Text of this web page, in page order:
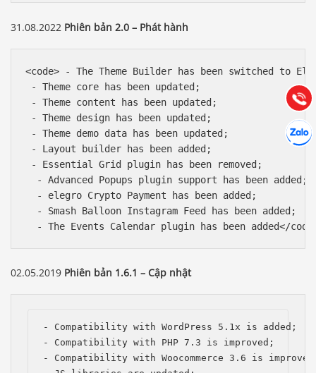
31.08.2022 Phiên bản 2.0 – Phát hành
<code> - The Theme Builder has been switched to
- Theme сore has been updated;
- Theme content has been updated;
- Theme design has been updated;
- Theme demo data has been updated;
- Layout builder has been added;
- Essential Grid plugin has been removed;
  - Advanced Popups plugin support has been added;
  - elegro Crypto Payment has been added;
  - Smash Balloon Instagram Feed has been added;
- The Events Calendar plugin has been added</
02.05.2019 Phiên bản 1.6.1 – Cập nhật
- Compatibility with WordPress 5.1x is added;
- Compatibility with PHP 7.3 is improved;
- Compatibility with Woocommerce 3.6 is
Gọi
Hướng dẫn & Hỗ trợ:
(028) 22.166.144
Chát
Hợp tác